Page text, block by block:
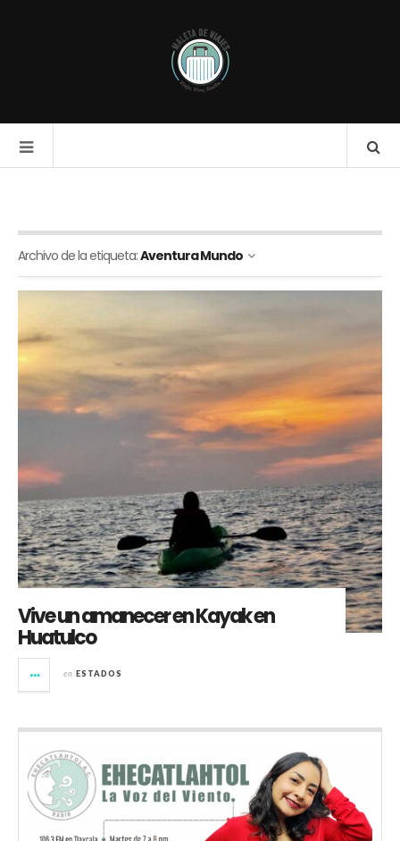
Archivo de la etiqueta:Aventura Mundo
Vive un amanecer en Kayak en
Huatulco
en ESTADOS